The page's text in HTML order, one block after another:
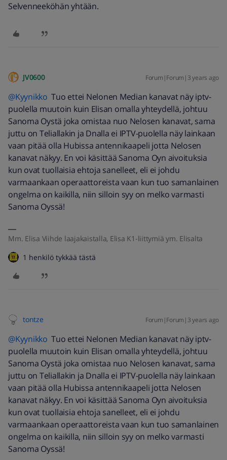
Selvenneeköhän yhtään.
JV0600 Forum|Forum|3 years ago
@Kyynikko Tuo ettei Nelonen Median kanavat näy iptv-
puolella muutoin kuin Elisan omalla yhteydellä, johtuu
Sanoma Oystä joka omistaa nuo Nelosen kanavat, sama
juttu on Teliallakin ja Dnalla ei IPTV-puolella näy lainkaan
vaan pitää olla Hubissa antennikaapeli jotta Nelosen
kanavat näkyy. En voi käsittää Sanoma Oyn aivoituksia
kun ovat tuollaisia ehtoja sanelleet, eli ei johdu
varmaankaan operaattoreista vaan kun tuo samanlainen
ongelma on kaikilla, niin silloin syy on melko varmasti
Sanoma Oyssä!
Mm. Elisa Viihde laajakaistalla, Elisa K1-liittymiä ym. Elisalta
1 henkilö tykkää tästä
tontze Forum|Forum|3 years ago
@Kyynikko Tuo ettei Nelonen Median kanavat näy iptv-
puolella muutoin kuin Elisan omalla yhteydellä, johtuu
Sanoma Oystä joka omistaa nuo Nelosen kanavat, sama
juttu on Teliallakin ja Dnalla ei IPTV-puolella näy lainkaan
vaan pitää olla Hubissa antennikaapeli jotta Nelosen
kanavat näkyy. En voi käsittää Sanoma Oyn aivoituksia
kun ovat tuollaisia ehtoja sanelleet, eli ei johdu
varmaankaan operaattoreista vaan kun tuo samanlainen
ongelma on kaikilla, niin silloin syy on melko varmasti
Sanoma Oyssä!